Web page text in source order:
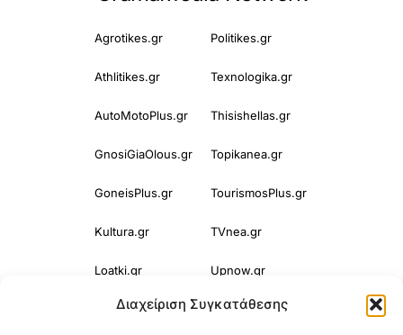
Διαχείριση Συγκατάθεσης
Agrotikes.gr Politikes.gr
Athlitikes.gr Texnologika.gr
AutoMotoPlus.gr Thisishellas.gr
GnosiGiaOlous.gr Topikanea.gr
GoneisPlus.gr TourismosPlus.gr
Kultura.gr TVnea.gr
Loatki.gr Upnow.gr
Loveis.gr VresSyntages.gr